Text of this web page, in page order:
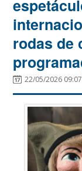
rodas de
22/05/2026 09:07